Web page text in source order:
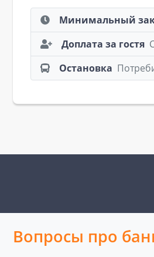
Минимальный
Доплата за гостя
Остановка
Вопросы про